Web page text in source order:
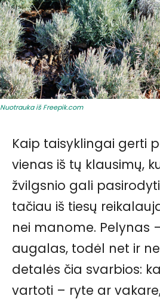
Nuotrauka iš Freepik.com
Kaip taisyklingai gerti
vienas iš tų klausimų,
žvilgsnio gali
tačiau iš tiesų
nei manome. Pelynas
augalas, todėl net ir
detalės čia svarbios:
vartoti – ryte ar